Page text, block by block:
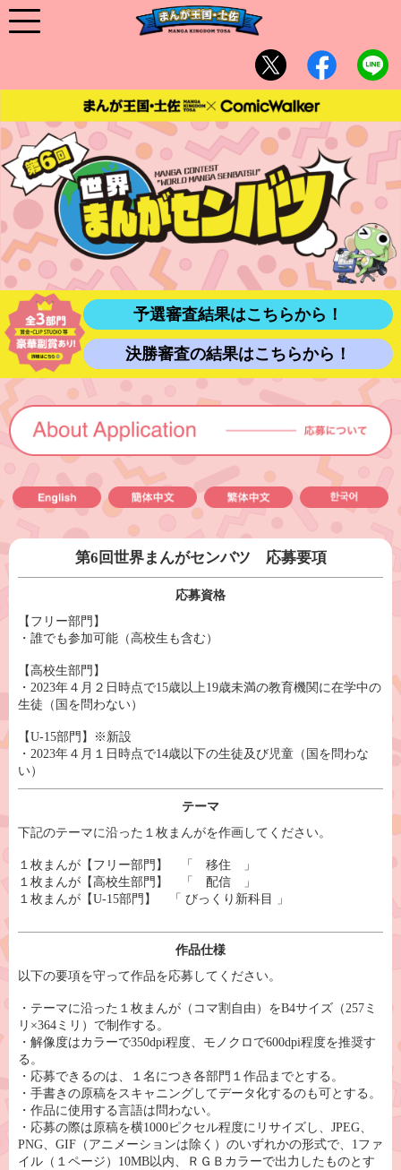
予選審査結果はこちらから！
決勝審査の結果はこちらから！
第6回世界まんがセンバツ 応募要項
応募資格
【フリー部門】
・誰でも参加可能（高校生も含む）
【高校生部門】
・2023年４月２日時点で15歳以上19歳未満の教育機関に在学中の
生徒（国を問わない）
【U-15部門】※新設
・2023年４月１日時点で14歳以下の生徒及び児童（国を問わな
い）
テーマ
下記のテーマに沿った１枚まんがを作画してください。
１枚まんが【フリー部門】 「 移住 」
１枚まんが【高校生部門】 「 配信 」
１枚まんが【U-15部門】 「 びっくり新科目 」
作品仕様
以下の要項を守って作品を応募してください。
・テーマに沿った１枚まんが（コマ割自由）をB4サイズ（257ミ
リ×364ミリ）で制作する。
・解像度はカラーで350dpi程度、モノクロで600dpi程度を推奨す
る。
・応募できるのは、１名につき各部門１作品までとする。
・手書きの原稿をスキャニングしてデータ化するのも可とする。
・作品に使用する言語は問わない。
・応募の際は原稿を横1000ピクセル程度にリサイズし、JPEG、
PNG、GIF（アニメーションは除く）のいずれかの形式で、1ファ
イル（１ページ）10MB以内、ＲＧＢカラーで出力したものとす